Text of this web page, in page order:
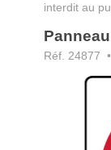
interdit au
Réf. 24877